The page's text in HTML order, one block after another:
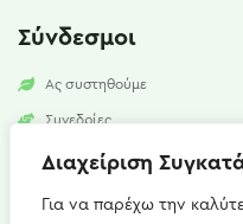
Διαχείριση
Για να παρέχω την
Σύνδεσμοι
Ας συστηθούμε
Συνεδρίες
Υπηρεσίες